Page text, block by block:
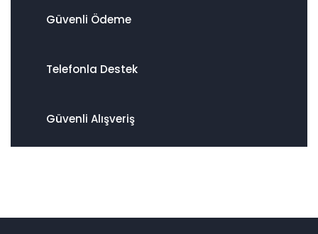
Güvenli Ödeme
Telefonla Destek
Güvenli Alışveriş